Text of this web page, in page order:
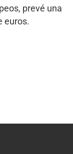
prevé una
euros.